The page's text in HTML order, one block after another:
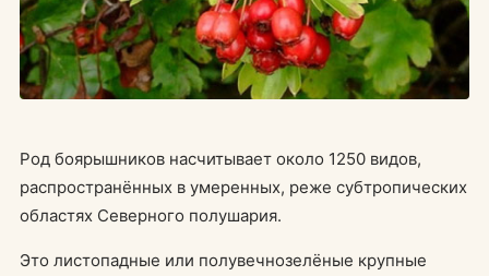
Род боярышников насчитывает около 1250 видов,
распространённых в умеренных, реже субтропических
областях Северного полушария.
Это листопадные или полувечнозелёные крупные